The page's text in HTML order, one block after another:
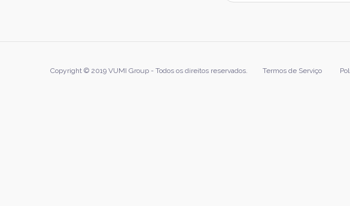
Copyright © 2019 VUMI Group - Todos os direitos reservados.
Footer
Termos de Serviço